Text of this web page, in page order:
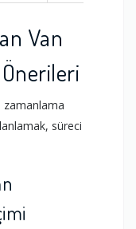
Van
zamanlama
süreci